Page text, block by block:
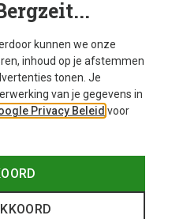
kunnen we onze
inhoud op je afstemmen
tonen. Je
van je gegevens in
Privacy Beleid voor